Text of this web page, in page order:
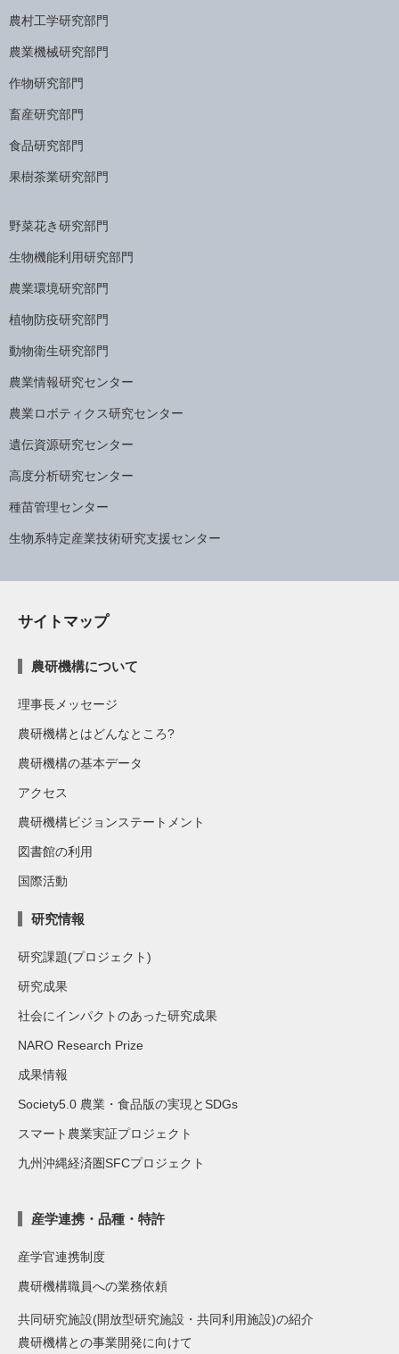
農村工学研究部門
農業機械研究部門
作物研究部門
畜産研究部門
食品研究部門
果樹茶業研究部門
野菜花き研究部門
生物機能利用研究部門
農業環境研究部門
植物防疫研究部門
動物衛生研究部門
農業情報研究センター
農業ロボティクス研究センター
遺伝資源研究センター
高度分析研究センター
種苗管理センター
生物系特定産業技術研究支援センター
サイトマップ
農研機構について
理事長メッセージ
農研機構とはどんなところ?
農研機構の基本データ
アクセス
農研機構ビジョンステートメント
図書館の利用
国際活動
研究情報
研究課題(プロジェクト)
研究成果
社会にインパクトのあった研究成果
NARO Research Prize
成果情報
Society5.0 農業・食品版の実現とSDGs
スマート農業実証プロジェクト
九州沖縄経済圏SFCプロジェクト
産学連携・品種・特許
産学官連携制度
農研機構職員への業務依頼
共同研究施設(開放型研究施設・共同利用施設)の紹介
農研機構との事業開発に向けて